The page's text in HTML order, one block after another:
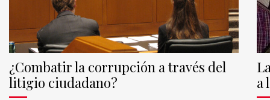
¿Combatir la corrupción a través del
litigio ciudadano?
a